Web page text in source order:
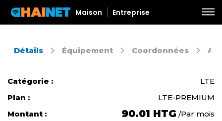
Maison Entreprise
Détails Équipement Coordonnées
Catégorie :
LTE
Plan :
LTE-PREMIUM
Montant :
90.01 HTG /Par mois